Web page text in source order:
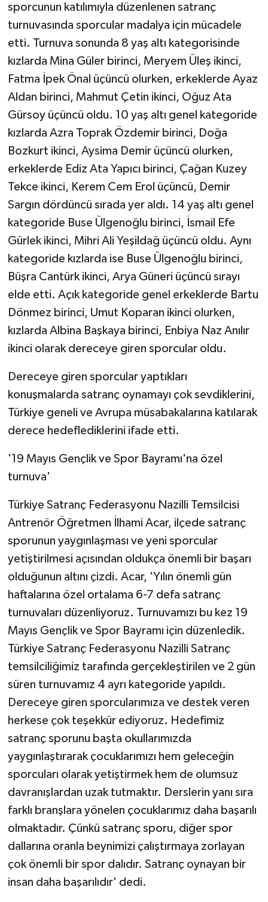
sporcunun katılımıyla düzenlenen satranç
turnuvasında sporcular madalya için mücadele
etti. Turnuva sonunda 8 yaş altı kategorisinde
kızlarda Mina Güler birinci, Meryem Üleş ikinci,
Fatma İpek Önal üçüncü olurken, erkeklerde Ayaz
Aldan birinci, Mahmut Çetin ikinci, Oğuz Ata
Gürsoy üçüncü oldu. 10 yaş altı genel kategoride
kızlarda Azra Toprak Özdemir birinci, Doğa
Bozkurt ikinci, Aysima Demir üçüncü olurken,
erkeklerde Ediz Ata Yapıcı birinci, Çağan Kuzey
Tekce ikinci, Kerem Cem Erol üçüncü, Demir
Sargın dördüncü sırada yer aldı. 14 yaş altı genel
kategoride Buse Ülgenoğlu birinci, İsmail Efe
Gürlek ikinci, Mihri Ali Yeşildağ üçüncü oldu. Aynı
kategoride kızlarda ise Buse Ülgenoğlu birinci,
Büşra Cantürk ikinci, Arya Güneri üçüncü sırayı
elde etti. Açık kategoride genel erkeklerde Bartu
Dönmez birinci, Umut Koparan ikinci olurken,
kızlarda Albina Başkaya birinci, Enbiya Naz Anılır
ikinci olarak dereceye giren sporcular oldu.
Dereceye giren sporcular yaptıkları
konuşmalarda satranç oynamayı çok sevdiklerini,
Türkiye geneli ve Avrupa müsabakalarına katılarak
derece hedeflediklerini ifade etti.
'19 Mayıs Gençlik ve Spor Bayramı'na özel
turnuva'
Türkiye Satranç Federasyonu Nazilli Temsilcisi
Antrenör Öğretmen İlhami Acar, ilçede satranç
sporunun yaygınlaşması ve yeni sporcular
yetiştirilmesi açısından oldukça önemli bir başarı
olduğunun altını çizdi. Acar, 'Yılın önemli gün
haftalarına özel ortalama 6-7 defa satranç
turnuvaları düzenliyoruz. Turnuvamızı bu kez 19
Mayıs Gençlik ve Spor Bayramı için düzenledik.
Türkiye Satranç Federasyonu Nazilli Satranç
temsilciliğimiz tarafında gerçekleştirilen ve 2 gün
süren turnuvamız 4 ayrı kategoride yapıldı.
Dereceye giren sporcularımıza ve destek veren
herkese çok teşekkür ediyoruz. Hedefimiz
satranç sporunu başta okullarımızda
yaygınlaştırarak çocuklarımızı hem geleceğin
sporcuları olarak yetiştirmek hem de olumsuz
davranışlardan uzak tutmaktır. Derslerin yanı sıra
farklı branşlara yönelen çocuklarımız daha başarılı
olmaktadır. Çünkü satranç sporu, diğer spor
dallarına oranla beynimizi çalıştırmaya zorlayan
çok önemli bir spor dalıdır. Satranç oynayan bir
insan daha başarılıdır' dedi.